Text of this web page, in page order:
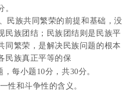
。
民族共同繁荣的前提和基础，没
民族团结；民族团结则是民族平
同繁荣，是解决民族问题的根本
民族真正平等的保
，每小题10分，共30分。
性和斗争性的含义。